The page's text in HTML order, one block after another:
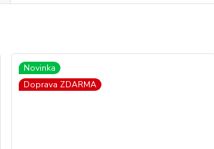
Novinka
Doprava ZDARMA